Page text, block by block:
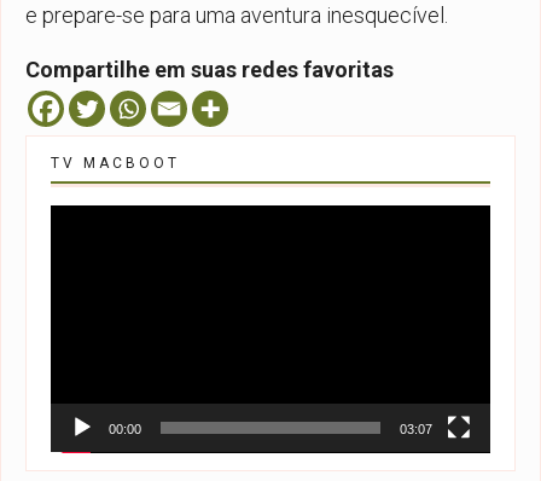
e prepare-se para uma aventura inesquecível.
Compartilhe em suas redes favoritas
TV MACBOOT
00:00 03:07